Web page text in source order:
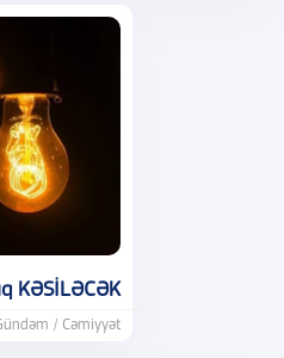
KƏSİLƏCƏK
/ Cəmiyyət